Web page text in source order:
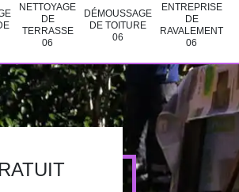
NETTOYAGE
DE
TERRASSE
06
DÉMOUSSAGE
DE TOITURE
06
ENTREPRISE
DE
RAVALEMENT
06